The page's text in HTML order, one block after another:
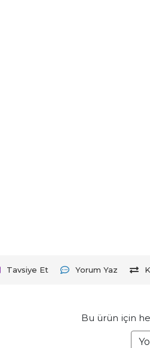
Tavsiye Et Yorum Yaz
Bu ürün için